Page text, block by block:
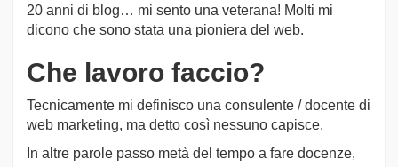
20 anni di blog… mi sento una veterana! Molti mi
dicono che sono stata una pioniera del web.
Che lavoro faccio?
Tecnicamente mi definisco una consulente / docente di
web marketing, ma detto così nessuno capisce.
In altre parole passo metà del tempo a fare docenze,